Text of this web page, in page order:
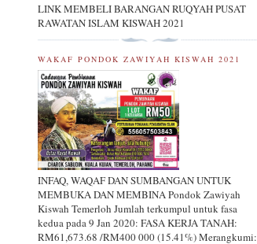
LINK MEMBELI BARANGAN RUQYAH PUSAT
RAWATAN ISLAM KISWAH 2021
WAKAF PONDOK ZAWIYAH KISWAH 2021
INFAQ, WAQAF DAN SUMBANGAN UNTUK
MEMBUKA DAN MEMBINA Pondok Zawiyah
Kiswah Temerloh Jumlah terkumpul untuk fasa
kedua pada 9 Jan 2020: FASA KERJA TANAH:
RM61,673.68 /RM400 000 (15.41%) Merangkumi: